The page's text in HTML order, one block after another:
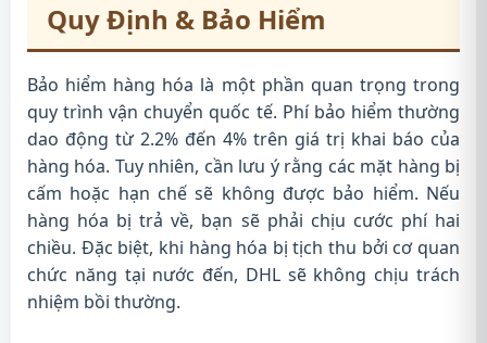
Quy Định & Bảo Hiểm
Bảo hiểm hàng hóa là một phần quan trọng trong
quy trình vận chuyển quốc tế. Phí bảo hiểm thường
dao động từ 2.2% đến 4% trên giá trị khai báo của
hàng hóa. Tuy nhiên, cần lưu ý rằng các mặt hàng bị
cấm hoặc hạn chế sẽ không được bảo hiểm. Nếu
hàng hóa bị trả về, bạn sẽ phải chịu cước phí hai
chiều. Đặc biệt, khi hàng hóa bị tịch thu bởi cơ quan
chức năng tại nước đến, DHL sẽ không chịu trách
nhiệm bồi thường.